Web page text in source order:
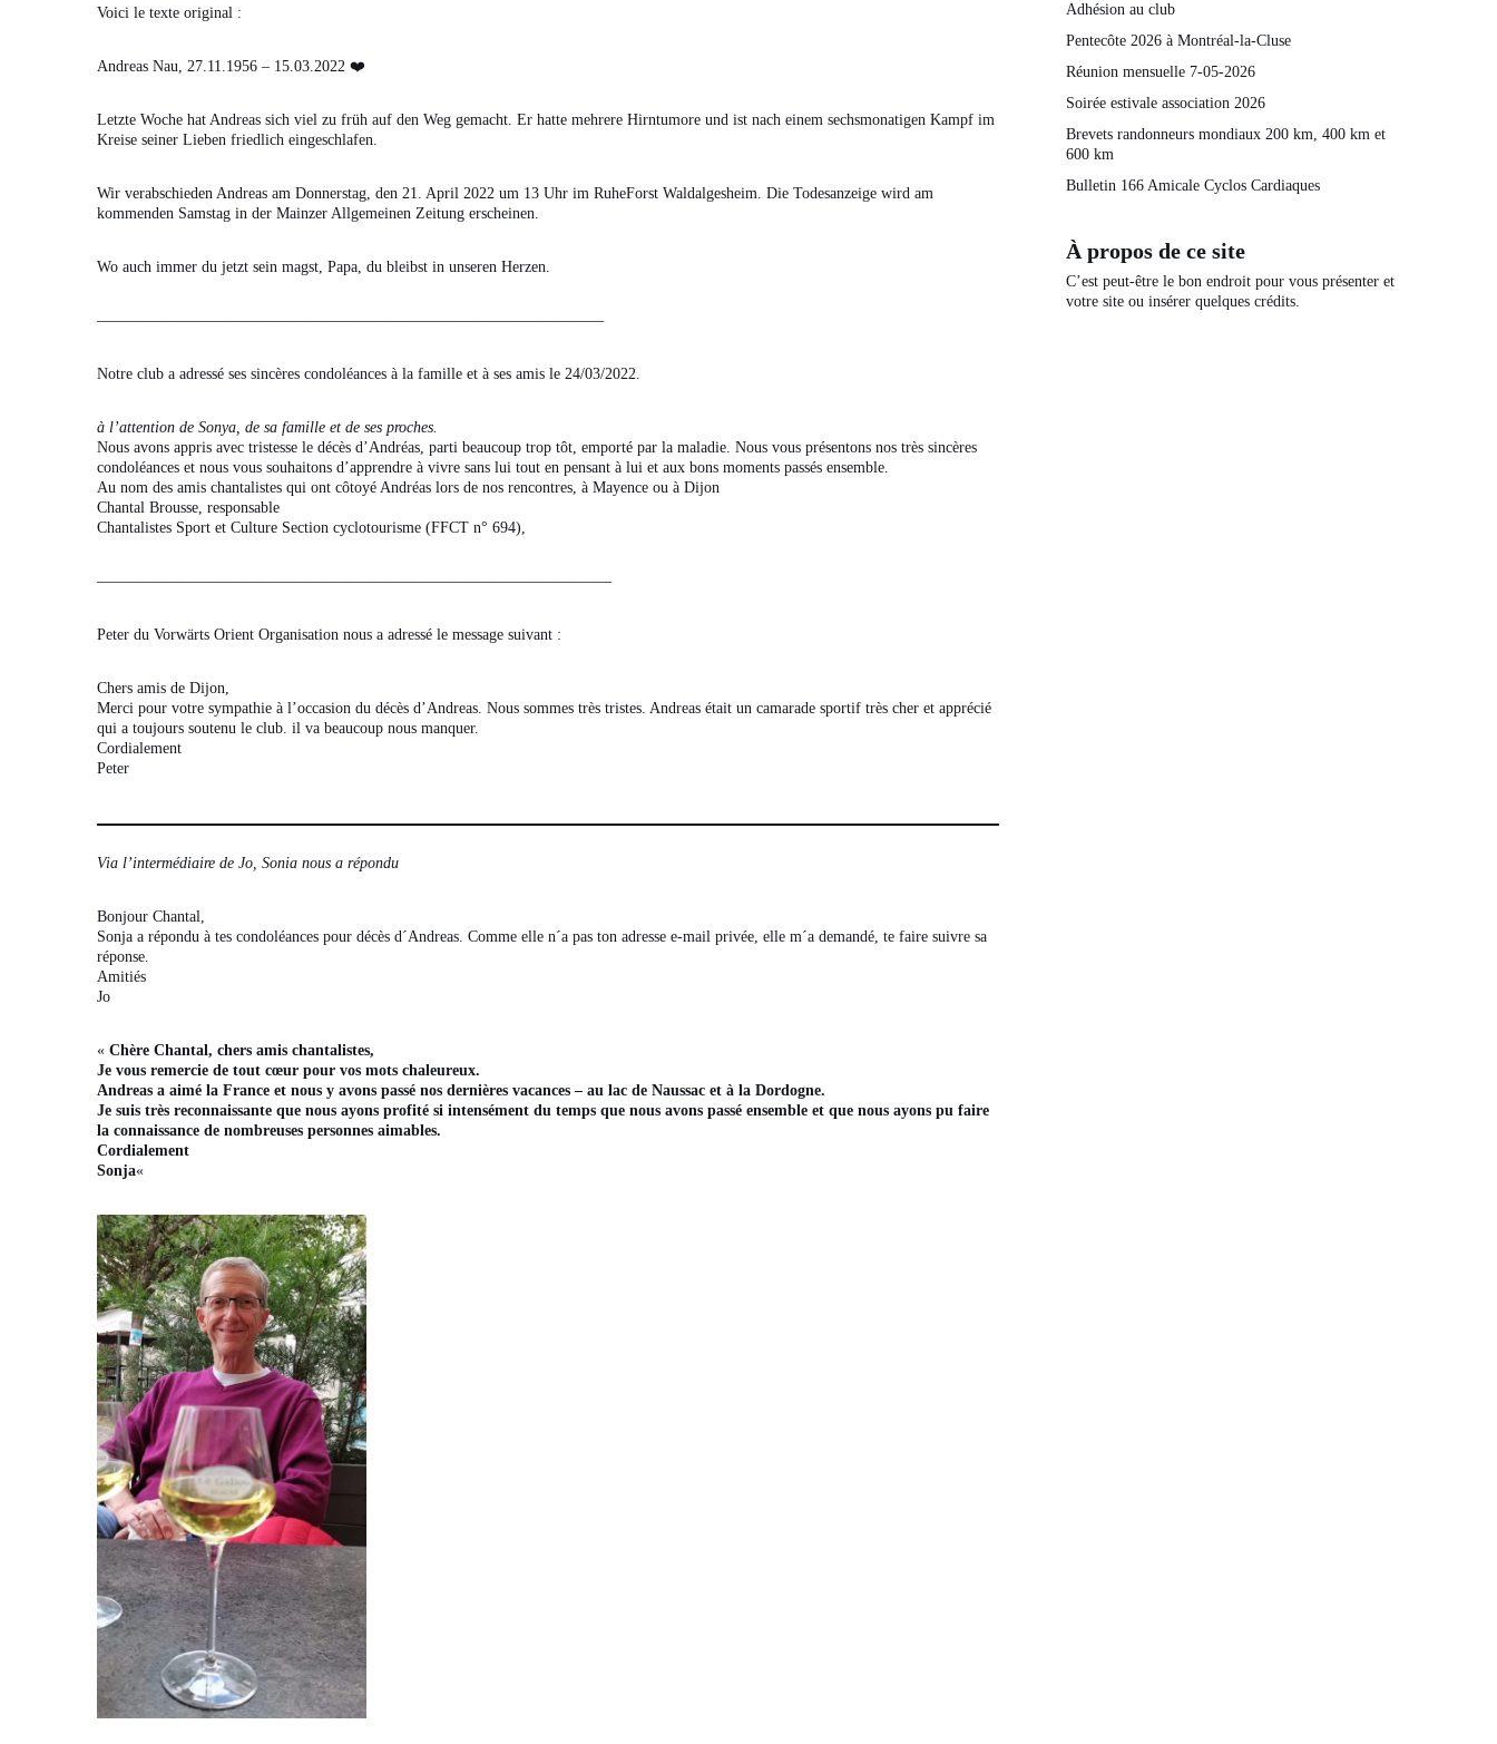
Voici le texte original :
Andreas Nau, 27.11.1956 – 15.03.2022 ❤️
Letzte Woche hat Andreas sich viel zu früh auf den Weg gemacht. Er hatte mehrere Hirntumore und ist nach einem sechsmonatigen Kampf im
Kreise seiner Lieben friedlich eingeschlafen.
Wir verabschieden Andreas am Donnerstag, den 21. April 2022 um 13 Uhr im RuheForst Waldalgesheim. Die Todesanzeige wird am
kommenden Samstag in der Mainzer Allgemeinen Zeitung erscheinen.
Wo auch immer du jetzt sein magst, Papa, du bleibst in unseren Herzen.
————————————————————————————————–
Notre club a adressé ses sincères condoléances à la famille et à ses amis le 24/03/2022.
à l’attention de Sonya, de sa famille et de ses proches.
Nous avons appris avec tristesse le décès d’Andréas, parti beaucoup trop tôt, emporté par la maladie. Nous vous présentons nos très sincères
condoléances et nous vous souhaitons d’apprendre à vivre sans lui tout en pensant à lui et aux bons moments passés ensemble.
Au nom des amis chantalistes qui ont côtoyé Andréas lors de nos rencontres, à Mayence ou à Dijon
Chantal Brousse, responsable
Chantalistes Sport et Culture Section cyclotourisme (FFCT n° 694),
—————————————————————————————————
Peter du Vorwärts Orient Organisation nous a adressé le message suivant :
Chers amis de Dijon,
Merci pour votre sympathie à l’occasion du décès d’Andreas. Nous sommes très tristes. Andreas était un camarade sportif très cher et apprécié
qui a toujours soutenu le club. il va beaucoup nous manquer.
Cordialement
Peter
Via l’intermédiaire de Jo, Sonia nous a répondu
Bonjour Chantal,
Sonja a répondu à tes condoléances pour décès d´Andreas. Comme elle n´a pas ton adresse e-mail privée, elle m´a demandé, te faire suivre sa
réponse.
Amitiés
Jo
« Chère Chantal, chers amis chantalistes,
Je vous remercie de tout cœur pour vos mots chaleureux.
Andreas a aimé la France et nous y avons passé nos dernières vacances – au lac de Naussac et à la Dordogne.
Je suis très reconnaissante que nous ayons profité si intensément du temps que nous avons passé ensemble et que nous ayons pu faire
la connaissance de nombreuses personnes aimables.
Cordialement
Sonja«
Adhésion au club
Pentecôte 2026 à Montréal-la-Cluse
Réunion mensuelle 7-05-2026
Soirée estivale association 2026
Brevets randonneurs mondiaux 200 km, 400 km et
600 km
Bulletin 166 Amicale Cyclos Cardiaques
À propos de ce site
C’est peut-être le bon endroit pour vous présenter et
votre site ou insérer quelques crédits.